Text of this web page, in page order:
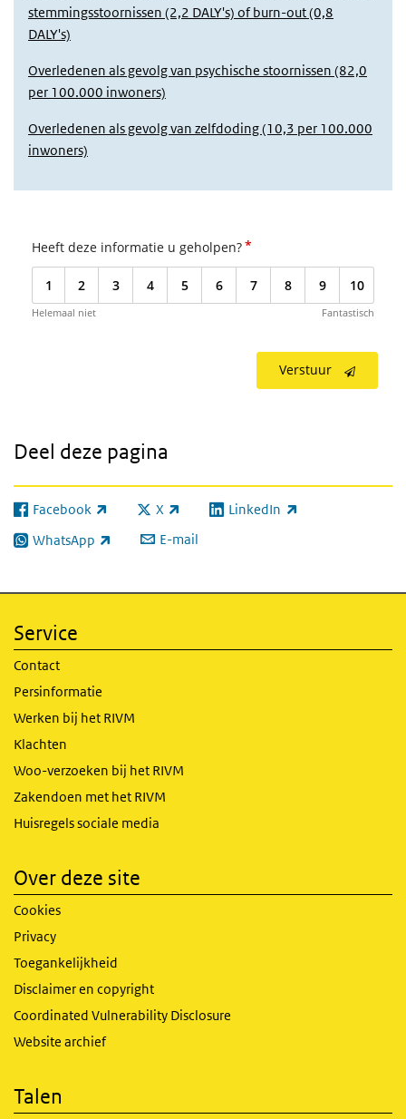
stemmingsstoornissen (2,2 DALY's) of burn-out (0,8
DALY's)
Overledenen als gevolg van psychische stoornissen (82,0
per 100.000 inwoners)
Overledenen als gevolg van zelfdoding (10,3 per 100.000
inwoners)
Heeft deze informatie u geholpen?*
1 2 3 4 5 6 7 8 9 10
Helemaal niet Fantastisch
Verstuur
Deel deze pagina
Facebook
(externe link) X
(externe link) LinkedIn
(externe link)
WhatsApp
(externe link) E-mail
Service
Contact
Persinformatie
Werken bij het RIVM
Klachten
Woo-verzoeken bij het RIVM
Zakendoen met het RIVM
Huisregels sociale media
Over deze site
Cookies
Privacy
Toegankelijkheid
Disclaimer en copyright
Coordinated Vulnerability Disclosure
Website archief
Talen